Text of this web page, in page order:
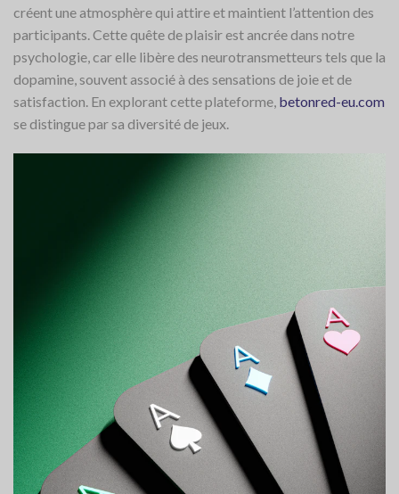
créent une atmosphère qui attire et maintient l’attention des
participants. Cette quête de plaisir est ancrée dans notre
psychologie, car elle libère des neurotransmetteurs tels que la
dopamine, souvent associé à des sensations de joie et de
satisfaction. En explorant cette plateforme, betonred-eu.com
se distingue par sa diversité de jeux.